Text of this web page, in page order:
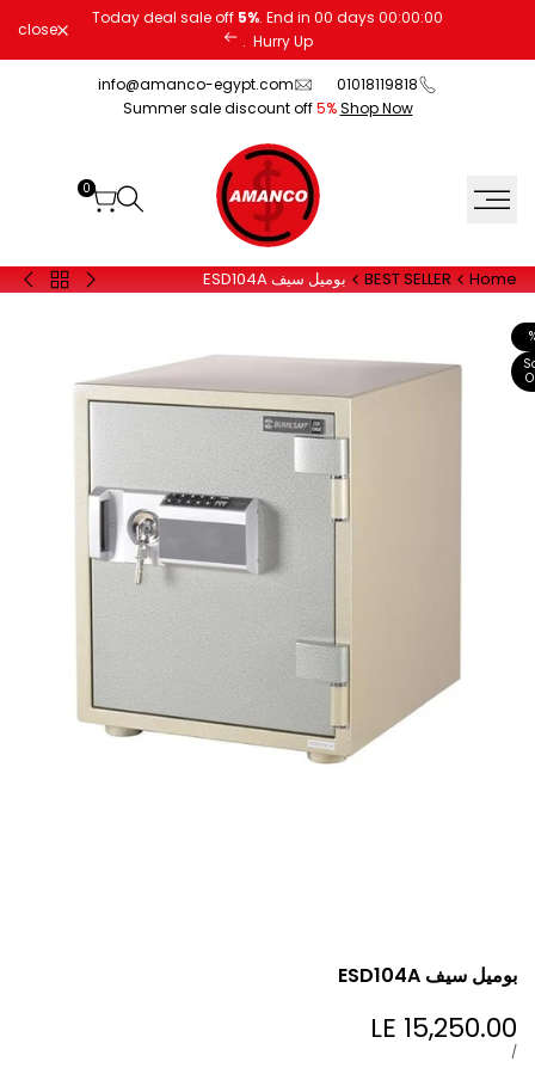
content
Today deal sale off 5%. End in 00 days 00:00:00
. Hurry Up
close
01018119818
info@amanco-egypt.com
Summer sale discount off5% Shop Now
0
Home
BEST SELLER بوميل سيف ESD104A
20
Back
20
بوميل سيف ESD104A
Sale
price
LE 15,250.00
UNIT/